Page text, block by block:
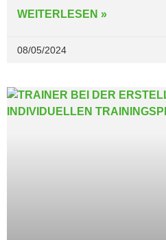
WEITERLESEN »
08/05/2024